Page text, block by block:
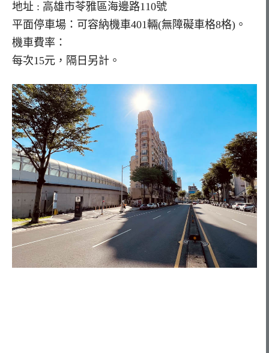
地址 : 高雄市苓雅區海邊路110號
平面停車場：可容納機車401輛(無障礙車格8格)。
機車費率：
每次15元，隔日另計。